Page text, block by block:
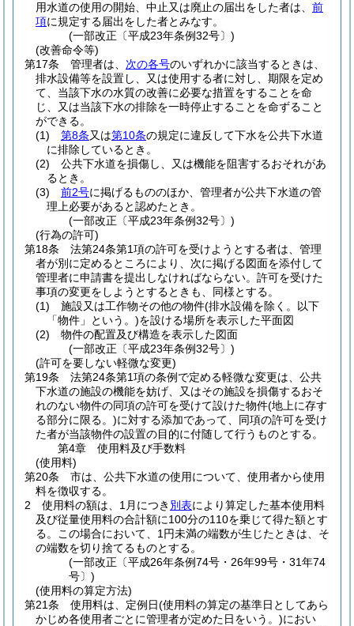
用水道の使用の開始、中止又は廃止の届出をした者は、 前
項に規定する届出をした者とみなす。
(一部改正〔平成23年条例32号〕)
(改善命令等)
第17条
管理者は、 次の各号のいずれかに該当するときは、
排水設備等を設置し、又は使用する者に対し、期限を定め
て、当該下水の水質の改善に必要な措置をすることを命
じ、又は当該下水の排除を一時停止することを命ずること
ができる。
(1)
第8条又は第10条の規定に違反して下水を公共下水道
に排除しているとき。
(2)
公共下水道を損傷し、又は機能を阻害するおそれがあ
るとき。
(3)
前2号に掲げるもののほか、管理者が公共下水道の管
理上必要があると認めたとき。
(一部改正〔平成23年条例32号〕)
(行為の許可)
第18条
法第24条第1項の許可を受けようとする者は、管理
者が別に定めるところにより、次に掲げる図面を添付して
管理者に申請書を提出しなければならない。 許可を受けた
事項の変更をしようとするときも、同様とする。
(1)
施設又は工作物その他の物件(排水設備を除く。以下
「物件」という。)を設ける場所を表示した平面図
(2)
物件の配置及び構造を表示した図面
(一部改正〔平成23年条例32号〕)
(許可を要しない軽微な変更)
第19条
法第24条第1項の条例で定める軽微な変更は、公共
下水道の施設の機能を妨げ、又はその施設を損傷するおそ
れのない物件の同項の許可を受けて設けた物件(地上に存す
る部分に限る。)に対する添加であって、同項の許可を受け
た者が当該物件の設置の目的に付随して行うものとする。
第4章
使用料及び手数料
(使用料)
第20条
市は、公共下水道の使用について、使用者から使用
料を徴収する。
2
使用料の額は、1月につき 別表により算定した基本使用料
及び従量使用料の合計額に100分の110を乗じて得た額とす
る。
この場合において、1円未満の端数が生じたときは、そ
の端数を切り捨てるものとする。
(一部改正〔平成26年条例74号・26年99号・31年74
号〕)
(使用料の算定方法)
第21条
使用料は、定例日(使用料の算定の基準日としてあら
かじめ各使用者ごとに管理者が定めた日をいう。)におい